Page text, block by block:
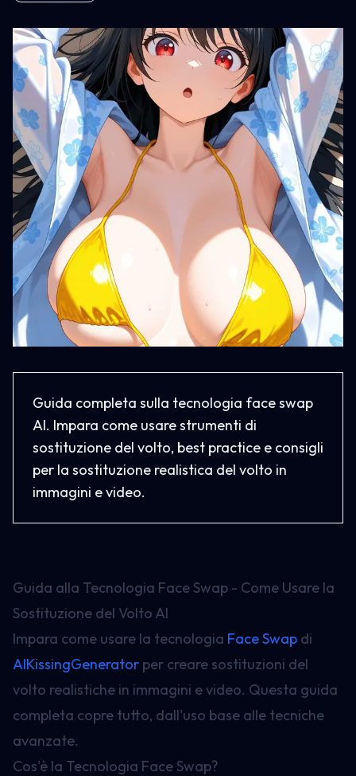
Guida completa sulla tecnologia face swap
AI. Impara come usare strumenti di
sostituzione del volto, best practice e consigli
per la sostituzione realistica del volto in
immagini e video.
Guida alla Tecnologia Face Swap - Come Usare la
Sostituzione del Volto AI
Impara come usare la tecnologia Face Swap di
AIKissingGenerator per creare sostituzioni del
volto realistiche in immagini e video. Questa guida
completa copre tutto, dall'uso base alle tecniche
avanzate.
Cos'è la Tecnologia Face Swap?